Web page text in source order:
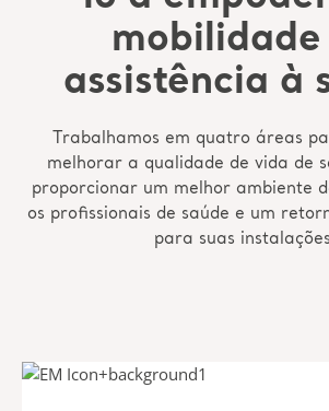
mobilidade
assistência à
Trabalhamos em quatro áreas
melhorar a qualidade de vida de
proporcionar um melhor ambiente
os profissionais de saúde e um
para suas